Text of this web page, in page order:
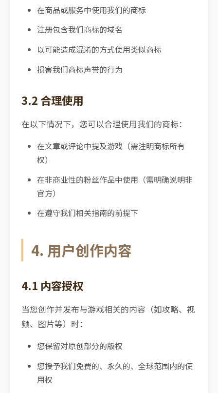
在商品或服务中使用我们的商标
注册包含我们商标的域名
以可能造成混淆的方式使用类似商标
损害我们商标声誉的行为
3.2 合理使用
在以下情况下，您可以合理使用我们的商标：
在文章或评论中提及游戏（需注明商标所有
权）
在非商业性的粉丝作品中使用（需明确说明非
官方）
在遵守我们相关指南的前提下
4. 用户创作内容
4.1 内容授权
当您创作并发布与游戏相关的内容（如攻略、视
频、图片等）时：
您保留对原创部分的版权
您授予我们免费的、永久的、全球范围内的使
用权